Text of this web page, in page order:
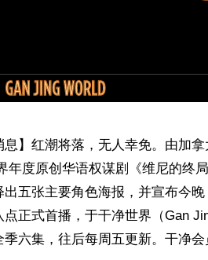
息】红潮将落，无人幸免。由加
年度原创华语权谋剧《维尼的终
五张主要角色海报，并宣布今晚
点正式首播，于干净世界（Gan
季六集，往后每周五更新。干净